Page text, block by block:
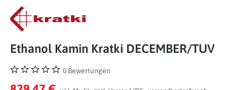
Ethanol Kamin Kratki DECEMBER/TUV
Durchschnittliche Bewertung von 0 von 5 Sternen
0 Bewertungen